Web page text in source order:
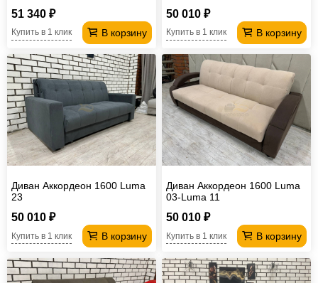
51 340 ₽
В корзину
Купить в 1 клик
50 010 ₽
В корзину
Купить в 1 клик
Диван Аккордеон 1600 Luma
23
50 010 ₽
В корзину
Купить в 1 клик
Диван Аккордеон 1600 Luma
03-Luma 11
50 010 ₽
В корзину
Купить в 1 клик